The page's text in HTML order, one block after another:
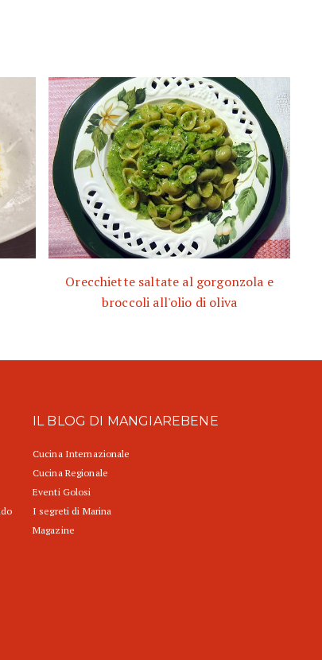
Orecchiette saltate al gorgonzola e
broccoli all'olio di oliva
IL BLOG DI MANGIAREBENE
Cucina Internazionale
Cucina Regionale
Eventi Golosi
I segreti di Marina
Magazine